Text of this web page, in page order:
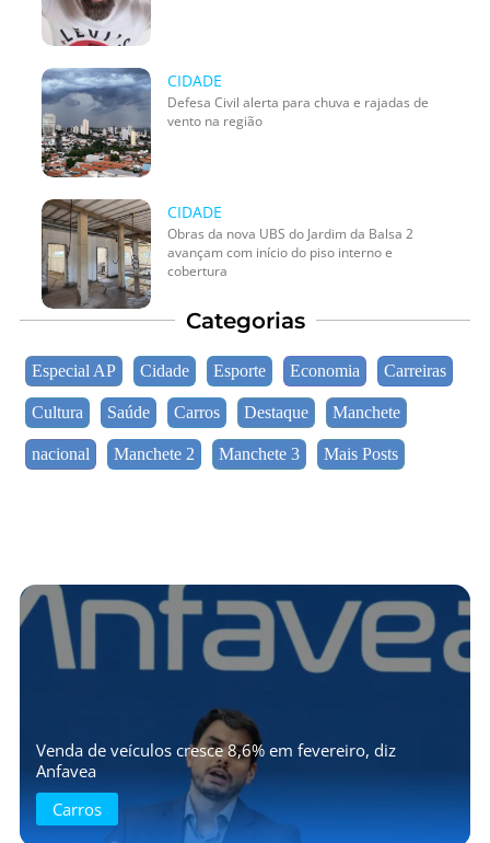
CIDADE
Defesa Civil alerta para chuva e rajadas de
vento na região
CIDADE
Obras da nova UBS do Jardim da Balsa 2
avançam com início do piso interno e
cobertura
Categorias
Especial AP Cidade Esporte Economia Carreiras
Cultura Saúde Carros Destaque Manchete
nacional Manchete 2 Manchete 3 Mais Posts
Venda de veículos cresce 8,6% em fevereiro, diz
Anfavea
Carros